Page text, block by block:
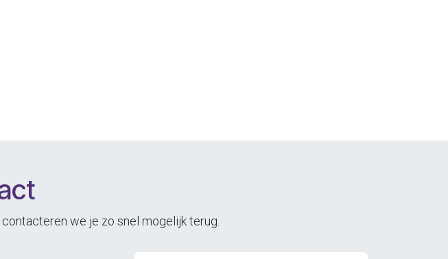
we je zo snel mogelijk terug.